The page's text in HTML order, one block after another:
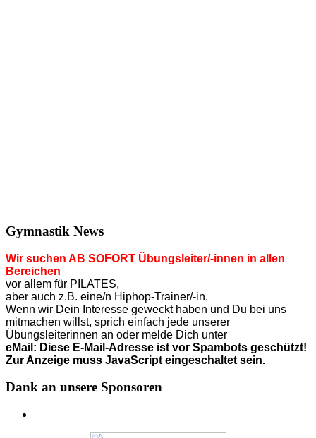
Gymnastik News
Wir suchen AB SOFORT Übungsleiter/-innen in allen
Bereichen
vor allem für PILATES,
aber auch z.B. eine/n Hiphop-Trainer/-in.
Wenn wir Dein Interesse geweckt haben und Du bei uns
mitmachen willst, sprich einfach jede unserer
Übungsleiterinnen an oder melde Dich unter
eMail: Diese E-Mail-Adresse ist vor Spambots geschützt!
Zur Anzeige muss JavaScript eingeschaltet sein.
Dank an unsere Sponsoren